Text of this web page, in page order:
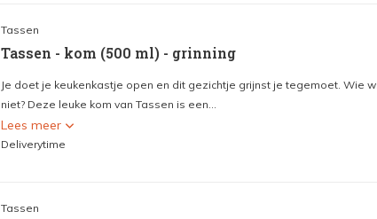
Tassen
Tassen - kom (500 ml) - grinning
Je doet je keukenkastje open en dit gezichtje grijnst je tegemoet. Wie
niet? Deze leuke kom van Tassen is een...
Lees meer
Deliverytime
Tassen